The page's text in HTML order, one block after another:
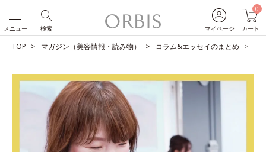
マイページ
0
カート
検索
メニュー
TOP マガジン（美容情報・読み物） コラム&エッセイのまとめ